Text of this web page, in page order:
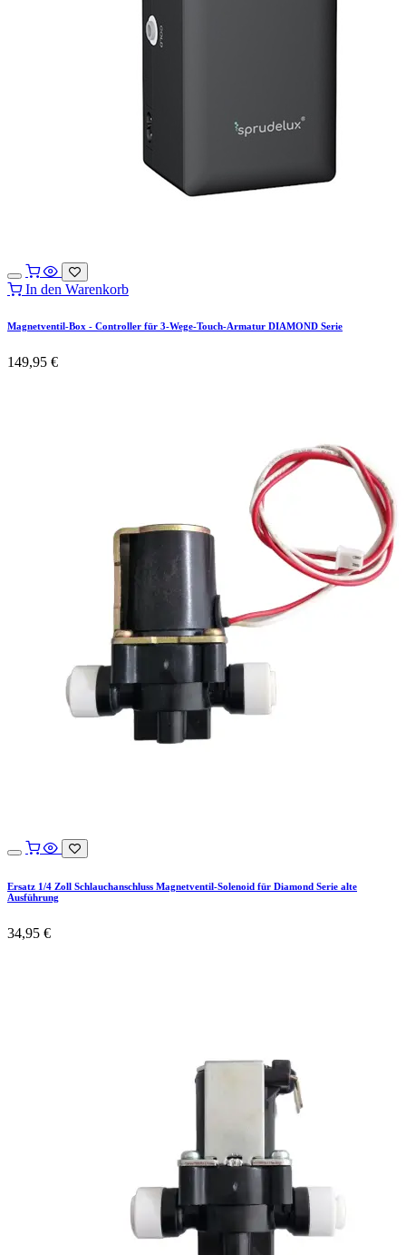
In den Warenkorb
Magnetventil-Box - Controller für 3-Wege-Touch-Armatur DIAMOND Serie
149,95 €
Ersatz 1/4 Zoll Schlauchanschluss Magnetventil-Solenoid für Diamond Serie alte
Ausführung
34,95 €